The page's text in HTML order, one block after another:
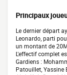
Principaux
Le dernier départ
Leonardo, parti
un montant de 20M
L'effectif complet
Gardiens :
Patouillet,